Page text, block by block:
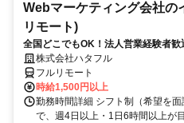
Webマーケティング会社の
リモート)
全国どこでもOK！法人営業経験者歓
株式会社ハタフル
フルリモート
時給1,500円以上
勤務時間詳細 シフト制（希望を
で、週4日以上・1日6時間以上が